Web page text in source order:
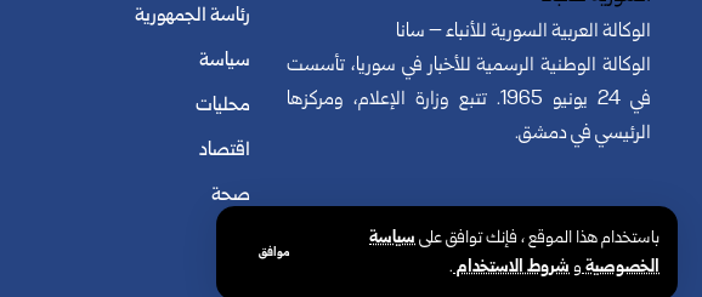
باستخدام هذا الموقع ، فإنك توافق علىسياسة
الخصوصيةوشروط الاستخدام.
موافق
الوكالة العربية السورية للأنباء – سانا
الوكالة الوطنية الرسمية للأخبار في سوريا، تأسست
في 24 يونيو 1965. تتبع وزارة الإعلام، ومركزها
الرئيسي في دمشق.
رئاسة الجمهورية
سياسة
محليات
اقتصاد
صحة